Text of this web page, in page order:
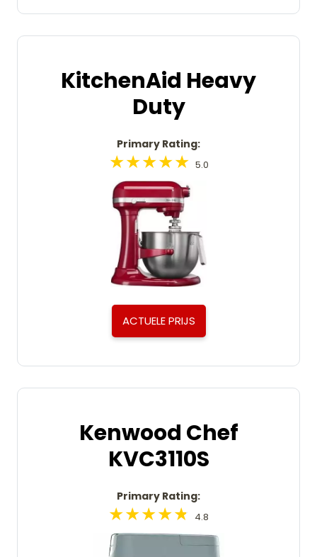
KitchenAid Heavy
Duty
Primary Rating:
5.0
ACTUELE PRIJS
Kenwood Chef
KVC3110S
Primary Rating:
4.8